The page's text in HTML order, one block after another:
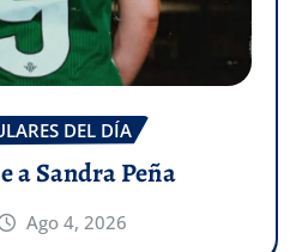
DEL DÍA
a Sandra Peña
Ago 4, 2026